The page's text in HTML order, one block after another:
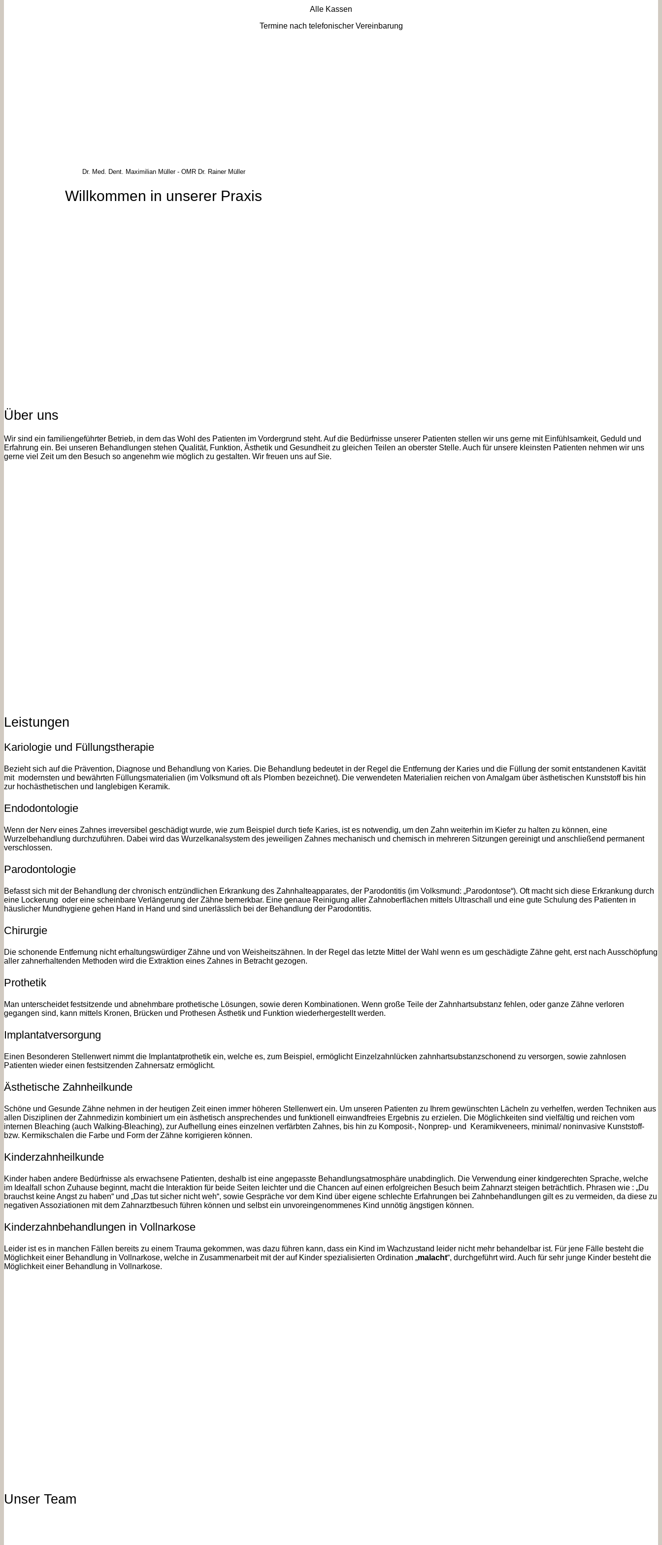
Alle Kassen
Termine nach telefonischer Vereinbarung
Dr. Med. Dent. Maximilian Müller - OMR Dr. Rainer Müller
Willkommen in unserer Praxis
Über uns
Wir sind ein familiengeführter Betrieb, in dem das Wohl des Patienten im Vordergrund steht. Auf die Bedürfnisse unserer Patienten stellen wir uns gerne mit Einfühlsamkeit, Geduld und
Erfahrung ein. Bei unseren Behandlungen stehen Qualität, Funktion, Ästhetik und Gesundheit zu gleichen Teilen an oberster Stelle. Auch für unsere kleinsten Patienten nehmen wir uns
gerne viel Zeit um den Besuch so angenehm wie möglich zu gestalten. Wir freuen uns auf Sie.
Leistungen
Kariologie und Füllungstherapie
Bezieht sich auf die Prävention, Diagnose und Behandlung von Karies. Die Behandlung bedeutet in der Regel die Entfernung der Karies und die Füllung der somit entstandenen Kavität
mit modernsten und bewährten Füllungsmaterialien (im Volksmund oft als Plomben bezeichnet). Die verwendeten Materialien reichen von Amalgam über ästhetischen Kunststoff bis hin
zur hochästhetischen und langlebigen Keramik.
Endodontologie
Wenn der Nerv eines Zahnes irreversibel geschädigt wurde, wie zum Beispiel durch tiefe Karies, ist es notwendig, um den Zahn weiterhin im Kiefer zu halten zu können, eine
Wurzelbehandlung durchzuführen. Dabei wird das Wurzelkanalsystem des jeweiligen Zahnes mechanisch und chemisch in mehreren Sitzungen gereinigt und anschließend permanent
verschlossen.
Parodontologie
Befasst sich mit der Behandlung der chronisch entzündlichen Erkrankung des Zahnhalteapparates, der Parodontitis (im Volksmund: „Parodontose“). Oft macht sich diese Erkrankung durch
eine Lockerung oder eine scheinbare Verlängerung der Zähne bemerkbar. Eine genaue Reinigung aller Zahnoberflächen mittels Ultraschall und eine gute Schulung des Patienten in
häuslicher Mundhygiene gehen Hand in Hand und sind unerlässlich bei der Behandlung der Parodontitis.
Chirurgie
Die schonende Entfernung nicht erhaltungswürdiger Zähne und von Weisheitszähnen. In der Regel das letzte Mittel der Wahl wenn es um geschädigte Zähne geht, erst nach Ausschöpfung
aller zahnerhaltenden Methoden wird die Extraktion eines Zahnes in Betracht gezogen.
Prothetik
Man unterscheidet festsitzende und abnehmbare prothetische Lösungen, sowie deren Kombinationen. Wenn große Teile der Zahnhartsubstanz fehlen, oder ganze Zähne verloren
gegangen sind, kann mittels Kronen, Brücken und Prothesen Ästhetik und Funktion wiederhergestellt werden.
Implantatversorgung
Einen Besonderen Stellenwert nimmt die Implantatprothetik ein, welche es, zum Beispiel, ermöglicht Einzelzahnlücken zahnhartsubstanzschonend zu versorgen, sowie zahnlosen
Patienten wieder einen festsitzenden Zahnersatz ermöglicht.
Ästhetische Zahnheilkunde
Schöne und Gesunde Zähne nehmen in der heutigen Zeit einen immer höheren Stellenwert ein. Um unseren Patienten zu Ihrem gewünschten Lächeln zu verhelfen, werden Techniken aus
allen Disziplinen der Zahnmedizin kombiniert um ein ästhetisch ansprechendes und funktionell einwandfreies Ergebnis zu erzielen. Die Möglichkeiten sind vielfältig und reichen vom
internen Bleaching (auch Walking-Bleaching), zur Aufhellung eines einzelnen verfärbten Zahnes, bis hin zu Komposit-, Nonprep- und Keramikveneers, minimal/ noninvasive Kunststoff-
bzw. Kermikschalen die Farbe und Form der Zähne korrigieren können.
Kinderzahnheilkunde
Kinder haben andere Bedürfnisse als erwachsene Patienten, deshalb ist eine angepasste Behandlungsatmosphäre unabdinglich. Die Verwendung einer kindgerechten Sprache, welche
im Idealfall schon Zuhause beginnt, macht die Interaktion für beide Seiten leichter und die Chancen auf einen erfolgreichen Besuch beim Zahnarzt steigen beträchtlich. Phrasen wie : „Du
brauchst keine Angst zu haben“ und „Das tut sicher nicht weh“, sowie Gespräche vor dem Kind über eigene schlechte Erfahrungen bei Zahnbehandlungen gilt es zu vermeiden, da diese zu
negativen Assoziationen mit dem Zahnarztbesuch führen können und selbst ein unvoreingenommenes Kind unnötig ängstigen können.
Kinderzahnbehandlungen in Vollnarkose
Leider ist es in manchen Fällen bereits zu einem Trauma gekommen, was dazu führen kann, dass ein Kind im Wachzustand leider nicht mehr behandelbar ist. Für jene Fälle besteht die
Möglichkeit einer Behandlung in Vollnarkose, welche in Zusammenarbeit mit der auf Kinder spezialisierten Ordination „malacht“, durchgeführt wird. Auch für sehr junge Kinder besteht die
Möglichkeit einer Behandlung in Vollnarkose.
Unser Team